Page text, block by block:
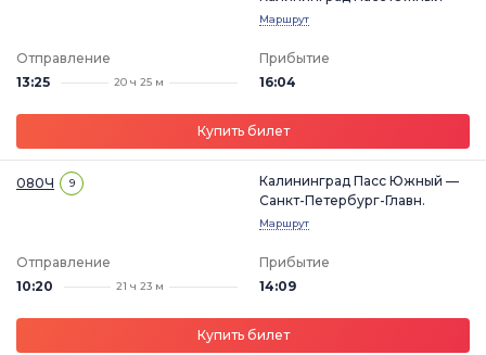
Маршрут
Отправление
13:25
20 ч 25 м
Прибытие
16:04
Купить билет
080Ч 9
Калининград Пасс Южный —
Санкт-Петербург-Главн.
Маршрут
Отправление
10:20
21 ч 23 м
Прибытие
14:09
Купить билет